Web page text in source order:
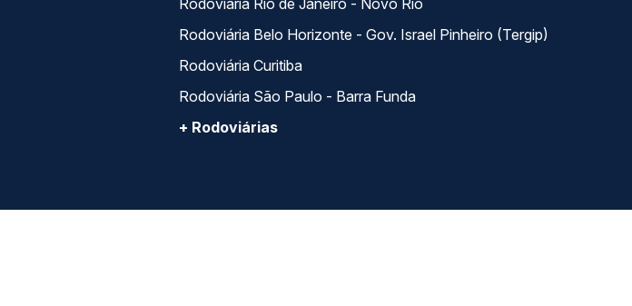
Rodoviária Rio de Janeiro - Novo Rio
Rodoviária Belo Horizonte - Gov. Israel Pinheiro (Tergip)
Rodoviária Curitiba
Rodoviária São Paulo - Barra Funda
+ Rodoviárias